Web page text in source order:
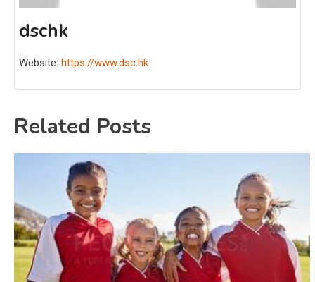
dschk
Website: https://www.dsc.hk
Related Posts